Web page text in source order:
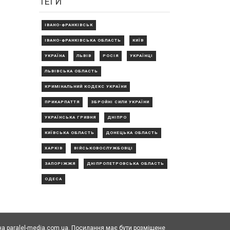
ІВАНО-ФРАНКІВСЬК
ІВАНО-ФРАНКІВСЬКА ОБЛАСТЬ КИЇВ
УКРАЇНА ЛЬВІВ РОСІЯ УКРАЇНЦІ
ЛЬВІВСЬКА ОБЛАСТЬ
КРИМІНАЛЬНИЙ КОДЕКС УКРАЇНИ
ПРИКАРПАТТЯ ЗБРОЙНІ СИЛИ УКРАЇНИ
УКРАЇНСЬКА ГРИВНЯ ДНІПРО
КИЇВСЬКА ОБЛАСТЬ ДОНЕЦЬКА ОБЛАСТЬ
ХАРКІВ ВІЙСЬКОВОСЛУЖБОВЦІ
ЗАПОРІЖЖЯ ДНІПРОПЕТРОВСЬКА ОБЛАСТЬ
ОДЕСА
paralel-media.com.ua. Посилання має бути розміщене